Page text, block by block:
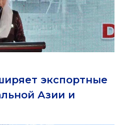
экспортные
Азии и